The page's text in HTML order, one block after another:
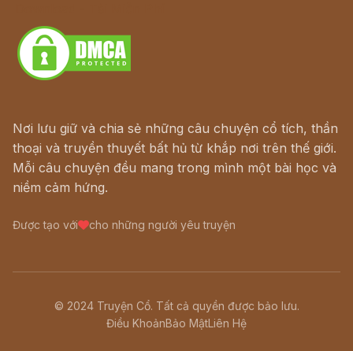
Nơi lưu giữ và chia sẻ những câu chuyện cổ tích, thần
thoại và truyền thuyết bất hủ từ khắp nơi trên thế giới.
Mỗi câu chuyện đều mang trong mình một bài học và
niềm cảm hứng.
Được tạo với cho những người yêu truyện
© 2024 Truyện Cổ. Tất cả quyền được bảo lưu.
Điều KhoảnBảo MậtLiên Hệ